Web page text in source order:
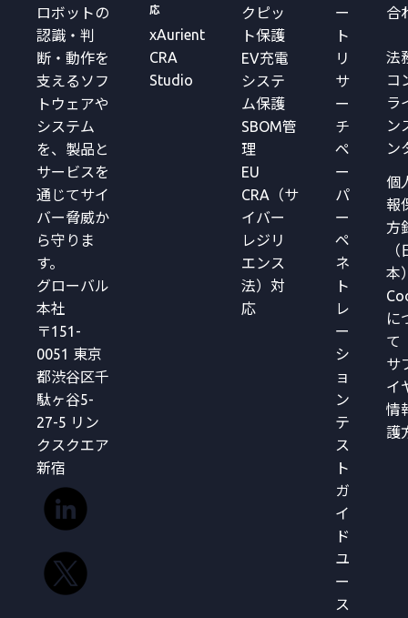
ロボットの
認識・判
断・動作を
支えるソフ
トウェアや
システム
を、製品と
サービスを
通じてサイ
バー脅威か
ら守りま
す。
グローバル
本社
〒151-
0051 東京
都渋谷区千
駄ヶ谷5-
27-5 リン
クスクエア
新宿
応
xAurient
CRA
Studio
クピッ
ト保護
EV充電
システ
ム保護
SBOM管
理
EU
CRA（サ
イバー
レジリ
エンス
法）対
応
ー
ト
リ
サ
ー
チ
ペ
ー
パ
ー
ペ
ネ
ト
レ
ー
シ
ョ
ン
テ
ス
ト
ガ
イ
ド
ユ
ー
ス
合
法
コ
ラ
ン
ン
個
報
方
（
本
に
て
サ
イ
情
護